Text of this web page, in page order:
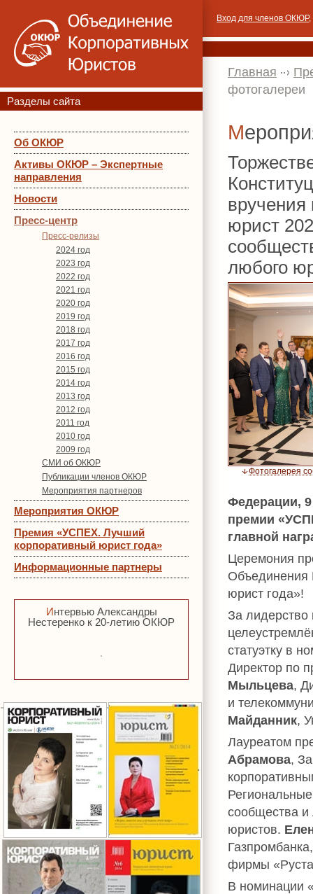
Разделы сайта
Об ОКЮР
Активы ОКЮР – Экспертные
направления
Новости
Пресс-центр
Пресс-релизы
2024 год
2023 год
2022 год
2021 год
2020 год
2019 год
2018 год
2017 год
2016 год
2015 год
2014 год
2013 год
2012 год
2011 год
2010 год
2009 год
СМИ об ОКЮР
Публикации членов ОКЮР
Мероприятия партнеров
Мероприятия ОКЮР
Премия «УСПЕХ. Лучший
корпоративный юрист года»
Информационные партнеры
Интервью Александры
Нестеренко к 20-летию ОКЮР
Вход для членов ОКЮР,
Главная
фотогалереи
юрист
любого
Фотогалерея
Федерации,
премии
главной
Церемония
Объединения
юрист года»!
За
статуэтку в
Директор по
Мыльцева,
и
Майданник,
Лауреатом
Абрамова,
сообщества и
юристов.
фирмы
В номинации